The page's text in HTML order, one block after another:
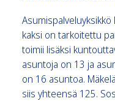
kaksi on tarkoitettu
toimii lisäksi
asuntoja on 13 ja
on 16 asuntoa.
siis yhteensä 125.